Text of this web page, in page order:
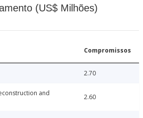
(US$ Milhões)
Compromissos
2.70
and
2.60